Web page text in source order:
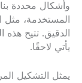
وأشكال محددة
المستخدمة، مثل
الدقيق. تتيح
يأتي لاحقًا.
يمثل التشكيل